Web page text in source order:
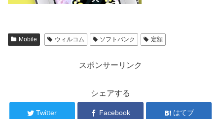
Mobile ウィルコム ソフトバンク 定額
スポンサーリンク
シェアする
Twitter Facebook はてブ